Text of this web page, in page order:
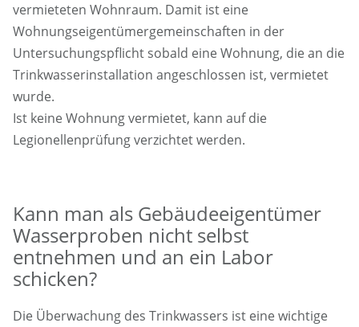
vermieteten Wohnraum. Damit ist eine
Wohnungseigentümergemeinschaften in der
Untersuchungspflicht sobald eine Wohnung, die an die
Trinkwasserinstallation angeschlossen ist, vermietet
wurde.
Ist keine Wohnung vermietet, kann auf die
Legionellenprüfung verzichtet werden.
Kann man als Gebäudeeigentümer
Wasserproben nicht selbst
entnehmen und an ein Labor
schicken?
Die Überwachung des Trinkwassers ist eine wichtige